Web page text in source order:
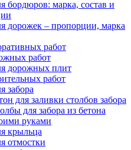
бордюров: марка, состав и
дорожек – пропорции, марка
работ
работ
дорожных плит
работ
забора
для заливки столбов забора
для забора из бетона
руками
крыльца
отмостки